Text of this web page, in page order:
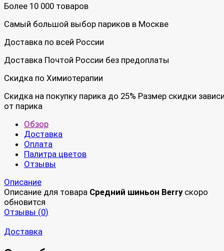
Более 10 000 товаров
Самый большой выбор париков в Москве
Доставка по всей России
Доставка Почтой России без предоплаты
Скидка по Химиотерапии
Скидка на покупку парика до 25% Размер скидки
от парика
Обзор
Доставка
Оплата
Палитра цветов
Отзывы
Описание
Описание для товара Средний шиньон Berryскоро
обновится
Отзывы (0)
Доставка